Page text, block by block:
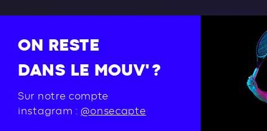
ON RESTE
DANS LE MOUV' ?
Sur notre compte
instagram :@onsecapte